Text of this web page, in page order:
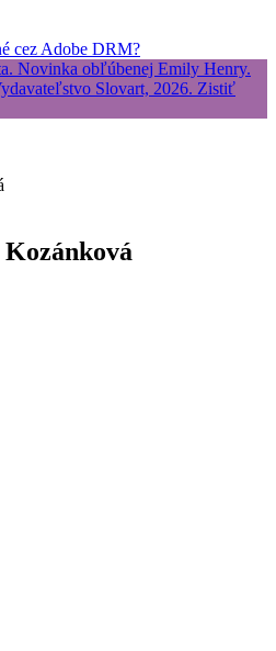
cez Adobe DRM?